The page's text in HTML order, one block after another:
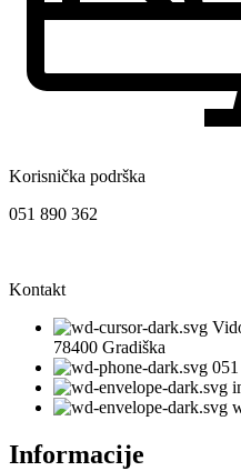
Korisnička podrška
051 890 362
Kontakt
78400 Gradiška
Informacije